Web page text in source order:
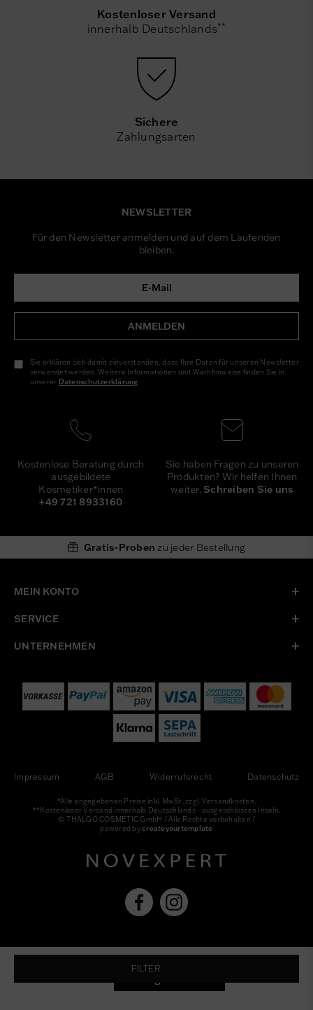
FILTER
Kostenloser Versand
innerhalb Deutschlands**
Sichere
Zahlungsarten
NEWSLETTER
Für den Newsletter anmelden und auf dem Laufenden
bleiben.
ANMELDEN
Sie erklären sich damit einverstanden, dass Ihre Daten für unseren Newsletter
verwendet werden. Weitere Informationen und Warnhinweise finden Sie in
unserer Daten­schutz­erklärung
Kostenlose Beratung durch
ausgebildete
Kosmetiker*innen
+49 721 8933160
Sie haben Fragen zu unseren
Produkten? Wir helfen Ihnen
weiter. Schreiben Sie uns
Gratis-Proben zu jeder Bestellung
MEIN KONTO
SERVICE
UNTERNEHMEN
Impressum AGB Widerrufsrecht Datenschutz
*Alle angegebenen Preise inkl. MwSt. zzgl. Versandkosten.
**Kostenloser Versand innerhalb Deutschlands - ausgeschlossen Inseln.
© THALGO COSMETIC GmbH / Alle Rechte vorbehalten /
powered bycreateyourtemplate